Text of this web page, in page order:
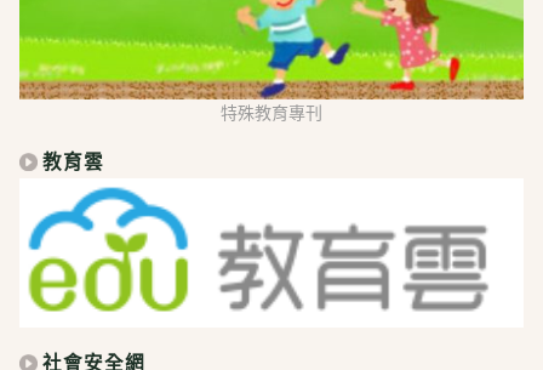
特殊教育專刊
教育雲
社會安全網